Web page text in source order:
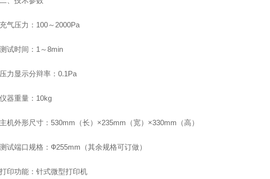
充气压力：100～2000Pa
测试时间：1～8min
压力显示分辩率：0.1Pa
仪器重量：10kg
主机外形尺寸：530mm（长）×235mm（宽）×330mm（高）
测试端口规格：Ф255mm（其余规格可订做）
打印功能：针式微型打印机